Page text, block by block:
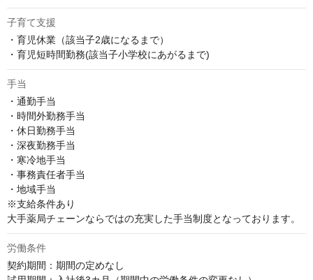
子育て支援
・育児休業（該当子2歳になるまで）
・育児短時間勤務(該当子小学校にあがるまで)
手当
・通勤手当
・時間外勤務手当
・休日勤務手当
・深夜勤務手当
・寒冷地手当
・事務責任者手当
・地域手当
※支給条件あり
大手薬局チェーンならではの充実した手当制度となっております。
労働条件
契約期間：期間の定めなし